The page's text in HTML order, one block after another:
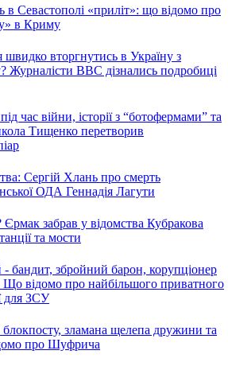
в Севастополі «приліт»: що відомо про
в Криму
швидко вторгнутись в Україну з
Журналісти ВВС дізнались подробиці
час війни, історії з “ботофермами” та
Тищенко перетворив
Сергій Хлань про смерть
ОДА Геннадія Лагути
забрав у відомства Кубракова
та мости
бандит, збройний барон, корупціонер
Що відомо про найбільшого приватного
для ЗСУ
зламана щелепа дружини та
про Шуфрича